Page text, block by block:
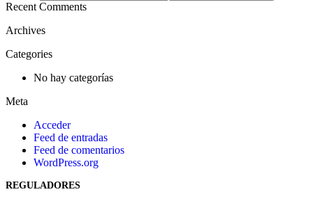
Recent Comments
Archives
Categories
No hay categorías
Meta
Acceder
Feed de entradas
Feed de comentarios
WordPress.org
REGULADORES